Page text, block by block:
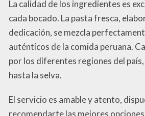
La calidad de los ingredientes es
cada bocado. La pasta fresca,
dedicación, se mezcla
auténticos de la comida peruana.
por los diferentes regiones del
hasta la selva.
El servicio es amable y atento,
recomendarte las mejores